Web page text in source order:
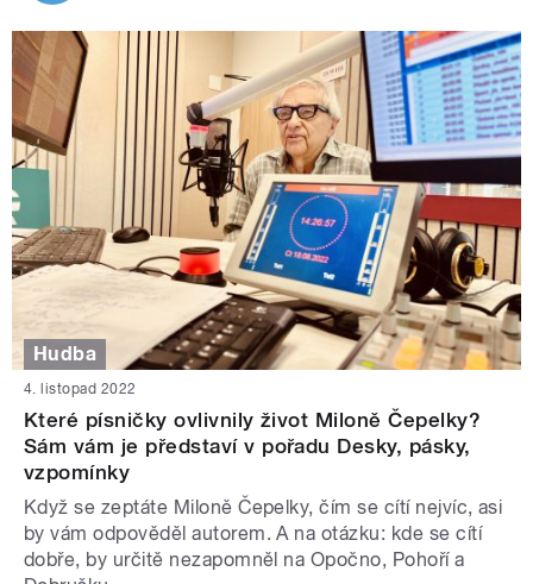
Hudba
4. listopad 2022
Které písničky ovlivnily život Miloně Čepelky?
Sám vám je představí v pořadu Desky, pásky,
vzpomínky
Když se zeptáte Miloně Čepelky, čím se cítí nejvíc, asi
by vám odpověděl autorem. A na otázku: kde se cítí
dobře, by určitě nezapomněl na Opočno, Pohoří a